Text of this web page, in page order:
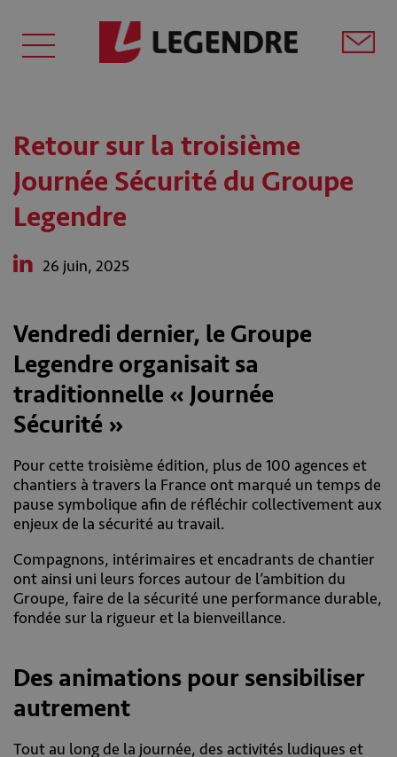
Retour sur la troisième
Journée Sécurité du Groupe
Legendre
26 juin, 2025
Vendredi dernier, le Groupe
Legendre organisait sa
traditionnelle « Journée
Sécurité »
Pour cette troisième édition, plus de 100 agences et
chantiers à travers la France ont marqué un temps de
pause symbolique afin de réfléchir collectivement aux
enjeux de la sécurité au travail.
Compagnons, intérimaires et encadrants de chantier
ont ainsi uni leurs forces autour de l’ambition du
Groupe, faire de la sécurité une performance durable,
fondée sur la rigueur et la bienveillance.
Des animations pour sensibiliser
autrement
Tout au long de la journée, des activités ludiques et